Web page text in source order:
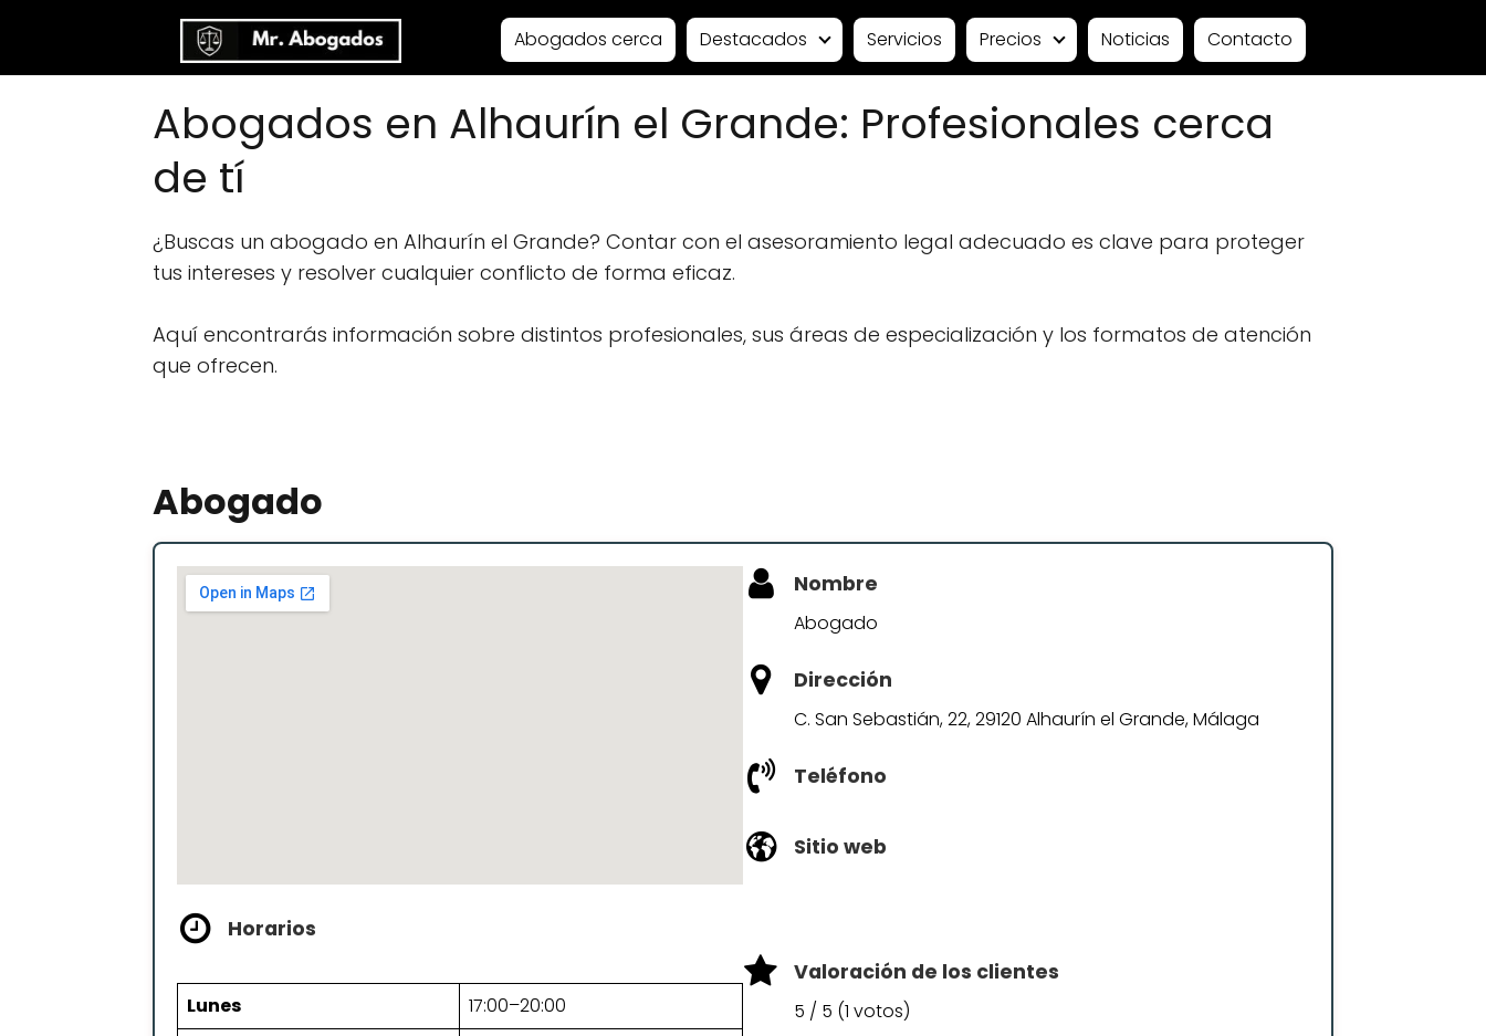
Abogados cerca Destacados Servicios Precios Noticias Contacto
Abogados en Alhaurín el Grande: Profesionales cerca
de tí
¿Buscas un abogado en Alhaurín el Grande? Contar con el asesoramiento legal adecuado es clave para proteger
tus intereses y resolver cualquier conflicto de forma eficaz.
Aquí encontrarás información sobre distintos profesionales, sus áreas de especialización y los formatos de atención
que ofrecen.
Abogado
Horarios
Lunes
17:00–20:00
Nombre
Abogado
Dirección
C. San Sebastián, 22, 29120 Alhaurín el Grande, Málaga
Teléfono
Sitio web
Valoración de los clientes
5 / 5 (1 votos)